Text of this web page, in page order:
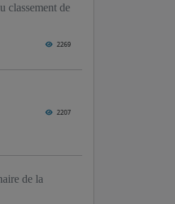
classement de
2269
2207
de la